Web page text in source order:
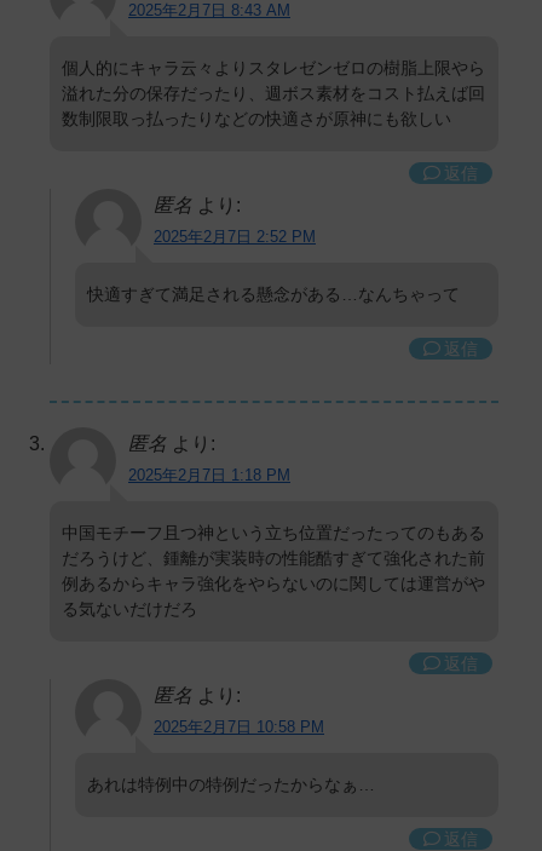
2025年2月7日 8:43 AM
個人的にキャラ云々よりスタレゼンゼロの樹脂上限やら
溢れた分の保存だったり、週ボス素材をコスト払えば回
数制限取っ払ったりなどの快適さが原神にも欲しい
返信
匿名 より:
2025年2月7日 2:52 PM
快適すぎて満足される懸念がある…なんちゃって
返信
匿名 より:
2025年2月7日 1:18 PM
中国モチーフ且つ神という立ち位置だったってのもある
だろうけど、鍾離が実装時の性能酷すぎて強化された前
例あるからキャラ強化をやらないのに関しては運営がや
る気ないだけだろ
返信
匿名 より:
2025年2月7日 10:58 PM
あれは特例中の特例だったからなぁ…
返信